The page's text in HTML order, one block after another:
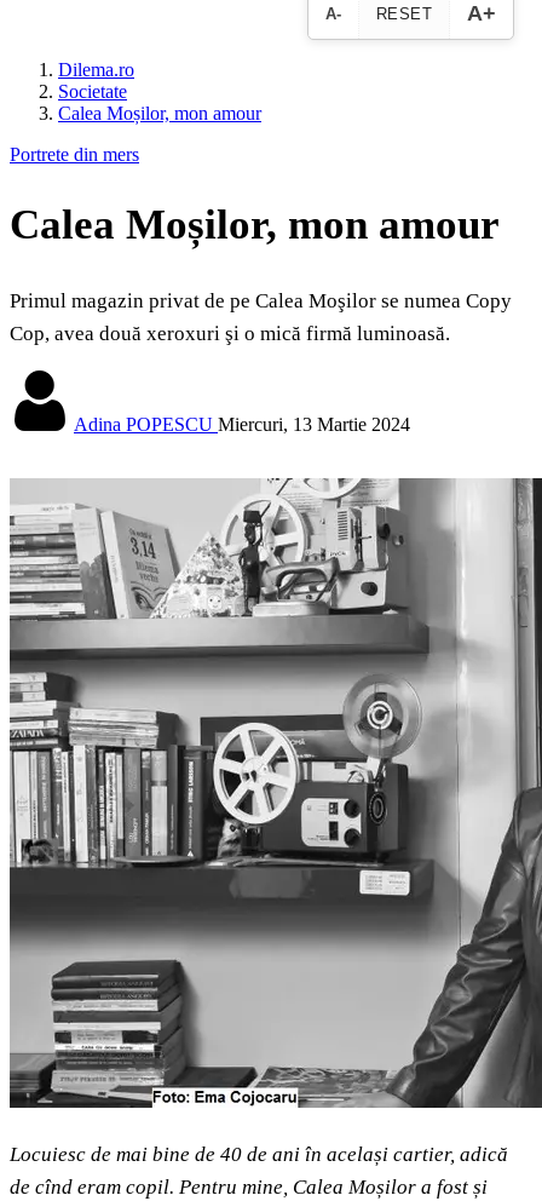
A- RESET A+
Dilema.ro
Societate
Calea Moșilor, mon amour
Portrete din mers
Calea Moșilor, mon amour
Primul magazin privat de pe Calea Moşilor se numea Copy
Cop, avea două xeroxuri şi o mică firmă luminoasă.
Adina POPESCU Miercuri, 13 Martie 2024
Locuiesc de mai bine de 40 de ani în același cartier, adică
de cînd eram copil. Pentru mine, Calea Moșilor a fost și